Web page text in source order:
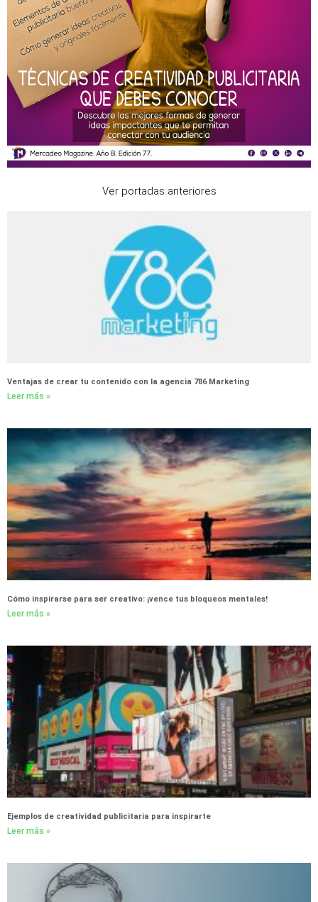
Ver portadas anteriores
Ventajas de crear tu contenido con la agencia 786 Marketing
Leer más »
Cómo inspirarse para ser creativo: ¡vence tus bloqueos mentales!
Leer más »
Ejemplos de creatividad publicitaria para inspirarte
Leer más »